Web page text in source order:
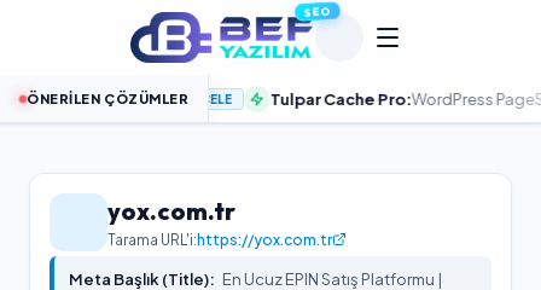
SEO
ÖNERILEN ÇÖZÜMLER
Hızlandırın İNCELE Tulpar Cache Pro:WordPress PageSpeed
yox.com.tr
Tarama URL'i:https://yox.com.tr
Meta Başlık (Title): En Ucuz EPIN Satış Platformu |